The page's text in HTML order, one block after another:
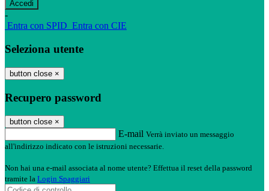
-
Entra con SPID Entra con CIE
Seleziona utente
button close ×
Recupero password
button close ×
E-mail Verrà inviato un messaggio
all'indirizzo indicato con le istruzioni necessarie.
Non hai una e-mail associata al nome utente? Effettua il reset della password
tramite la Login Spaggiari